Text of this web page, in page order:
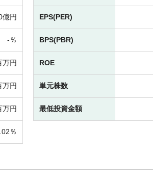
億円
-％
万円
万円
万円
％
EPS(PER)
BPS(PBR)
ROE
単元株数
最低投資金額